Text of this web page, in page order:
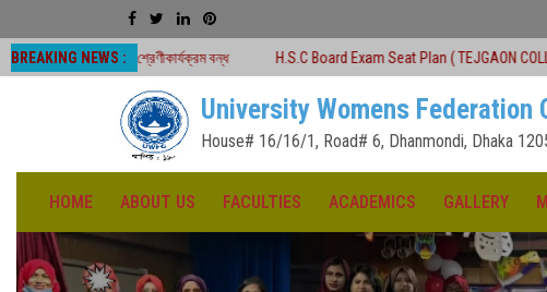
BREAKING NEWS :
শ্রেণীকার্যক্রম বন্ধ H.S.C Board Exam Seat Plan ( TEJGAON COLLEGE) #অনার্স
University Womens Federation
House# 16/16/1, Road# 6, Dhanmondi, Dhaka
HOME ABOUT US FACULTIES ACADEMICS GALLERY